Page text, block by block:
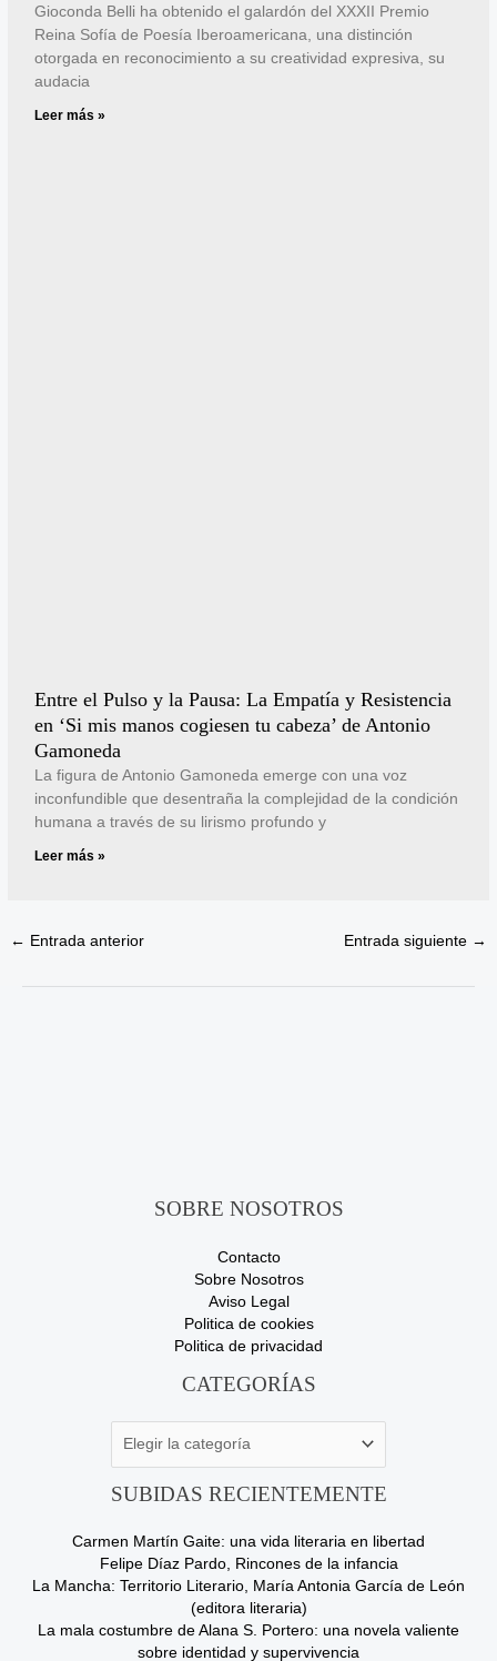
Gioconda Belli ha obtenido el galardón del XXXII Premio
Reina Sofía de Poesía Iberoamericana, una distinción
otorgada en reconocimiento a su creatividad expresiva, su
audacia
Leer más »
Entre el Pulso y la Pausa: La Empatía y Resistencia
en ‘Si mis manos cogiesen tu cabeza’ de Antonio
Gamoneda
La figura de Antonio Gamoneda emerge con una voz
inconfundible que desentraña la complejidad de la condición
humana a través de su lirismo profundo y
Leer más »
← Entrada anterior Entrada siguiente →
SOBRE NOSOTROS
Contacto
Sobre Nosotros
Aviso Legal
Politica de cookies
Politica de privacidad
CATEGORÍAS
SUBIDAS RECIENTEMENTE
Carmen Martín Gaite: una vida literaria en libertad
Felipe Díaz Pardo, Rincones de la infancia
La Mancha: Territorio Literario, María Antonia García de León
(editora literaria)
La mala costumbre de Alana S. Portero: una novela valiente
sobre identidad y supervivencia